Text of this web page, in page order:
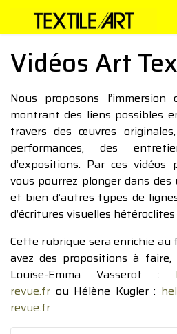
Vidéos Art
Nous proposons
montrant des liens possibles
travers des œuvres
performances, des
d’expositions. Par ces
vous pourrez plonger dans
et bien d’autres types de
d’écritures visuelles
Cette rubrique sera enrichie au
avez des propositions à
Louise-Emma Vasserot :
revue.fr ou Hélène Kugler :
revue.fr